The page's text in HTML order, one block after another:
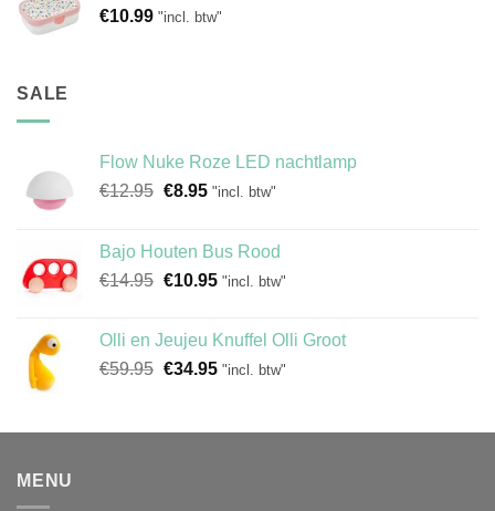
€10.99 "incl. btw"
SALE
Flow Nuke Roze LED nachtlamp
€12.95 Oorspronkelijke
€12.95.
€8.95Huidige
€8.95.
"incl. btw"
Bajo Houten Bus Rood
€14.95 Oorspronkelijke
€14.95.
€10.95Huidige
€10.95.
"incl. btw"
Olli en Jeujeu Knuffel Olli Groot
€59.95 Oorspronkelijke
€59.95.
€34.95Huidige
€34.95.
"incl. btw"
MENU